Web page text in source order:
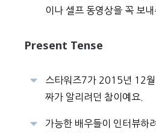
이나 셀프 동영상을 꼭 보
Present Tense
스타워즈7가 2015년 12
짜가 알리려던 참이예요.
가능한 배우들이 인터뷰하